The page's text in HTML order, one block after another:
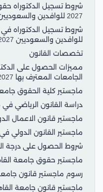
شروط تسجيل الدكتوراه
2027 للوافدين والسعوديين
شروط تسجيل الدكتوراه
للوافدين والسعوديين 2027
تخصصات القانون
مميزات الحصول على
الجامعات المعترف بها 2027
ماجستير كلية الحقوق
دراسة القانون الرياضي
ماجستير قانون الاعمال
ماجستير القانون الدولي
شروط الحصول على درجة
ماجستير حقوق جامعة
رسوم ماجستير قانون
ماجستير قانون جامعة